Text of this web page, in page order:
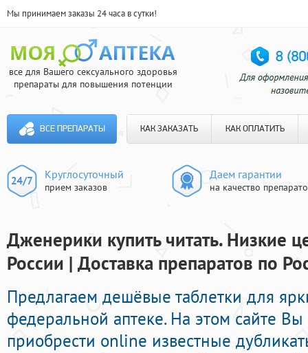
Мы принимаем заказы 24 часа в сутки!
все для Вашего сексуального здоровья
препараты для повышения потенции
ВСЕ ПРЕПАРАТЫ КАК ЗАКАЗАТЬ КАК ОПЛАТИТЬ
Круглосуточный
прием заказов
Даем гарантии
на качество
Дженерики купить читать. Низкие
России | Доставка препаратов по
Предлагаем дешёвые таблетки для
федеральной аптеке. На этом сайте
приобрести online известные